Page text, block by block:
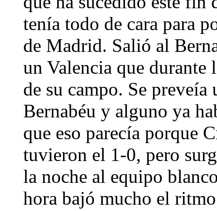
tenía todo de cara para
de Madrid. Salió al
un Valencia que
de su campo. Se
Bernabéu y alguno ya
que eso parecía porque
tuvieron el 1-0, pero
la noche al equipo
hora bajó mucho el